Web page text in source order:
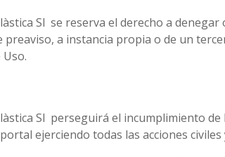
Sl se reserva el derecho a
preaviso, a instancia propia o de un
Sl perseguirá el incumplimiento
ejerciendo todas las acciones civiles